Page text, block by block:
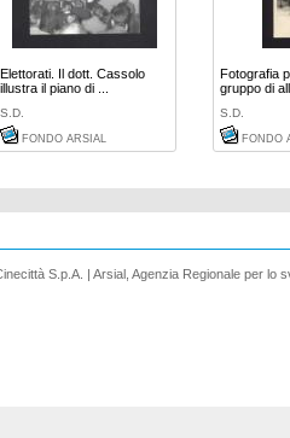
Elettorati. Il dott. Cassolo
illustra il piano di ...
S.D.
FONDO ARSIAL
Fotografia
gruppo di
S.D.
FONDO
S.p.A. | Arsial, Agenzia Regionale per